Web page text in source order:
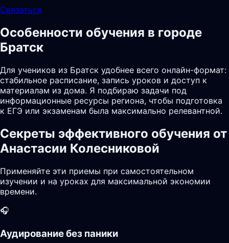
Связаться
Особенности обучения в городе
Братск
Для учеников из Братск удобнее всего онлайн-формат:
стабильное расписание, запись уроков и доступ к
материалам из дома. Я подбираю задачи под
информационные ресурсы региона, чтобы подготовка
к ЕГЭ или экзаменам была максимально релевантной.
Секреты эффективного обучения от
Анастасии Колесниковой
Применяйте эти приемы при самостоятельном
изучении и на уроках для максимальной экономии
времени.
🎧
Аудирование без паники